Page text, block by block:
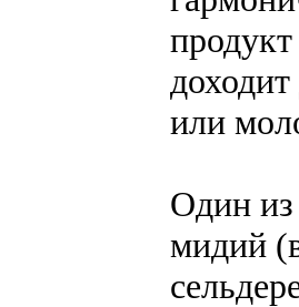
или
Один из
мидий